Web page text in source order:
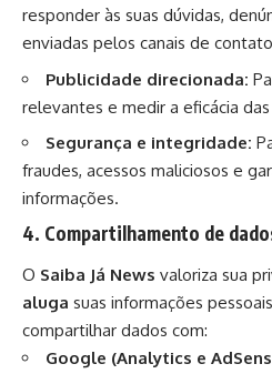
responder às suas dúvidas,
enviadas pelos canais de
Publicidade direcionada:
relevantes e medir a eficácia
Segurança e integridade:
fraudes, acessos maliciosos e
informações.
4. Compartilhamento de
O Saiba Já News valoriza sua
aluga suas informações
compartilhar dados com:
Google (Analytics e